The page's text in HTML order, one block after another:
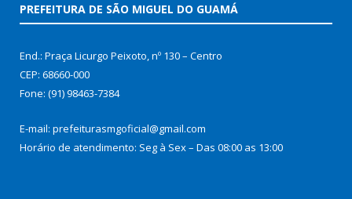
PREFEITURA DE SÃO MIGUEL DO GUAMÁ
End.: Praça Licurgo Peixoto, nº 130 – Centro
CEP: 68660-000
Fone: (91) 98463-7384
E-mail: prefeiturasmgoficial@gmail.com
Horário de atendimento: Seg à Sex – Das 08:00 as 13:00